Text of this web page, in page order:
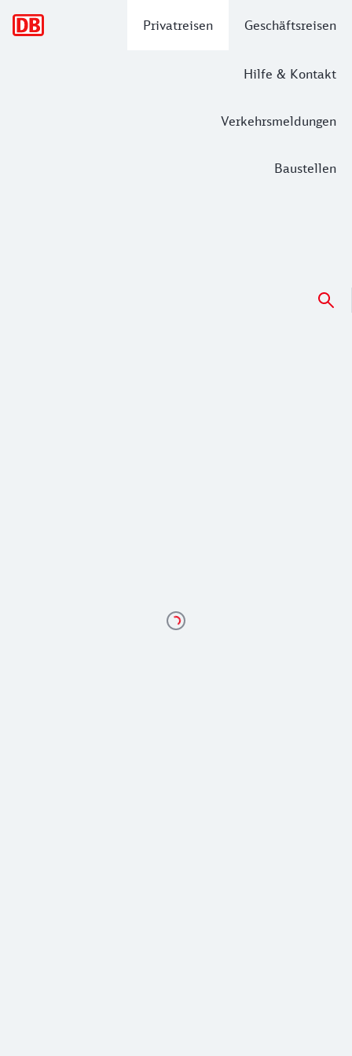
Privatreisen Geschäftsreisen
Hilfe & Kontakt
Verkehrsmeldungen
Baustellen